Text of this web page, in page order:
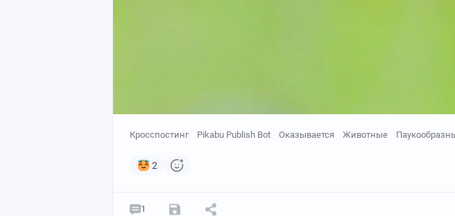
Кросспостинг Pikabu Publish Bot Оказывается Животные
2
1